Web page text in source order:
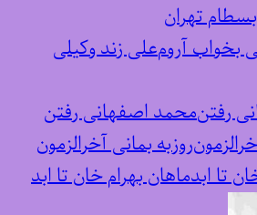
بسطام تهران
علی زند وکیلی
محمد اصفهانی رفتن
روزبه بمانی آخرالزمون
ماهان بهرام خان تا ابد